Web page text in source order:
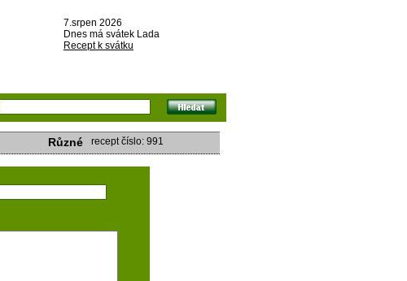
7.srpen 2026
Dnes má svátek Lada
Recept k svátku
Různé recept číslo: 991